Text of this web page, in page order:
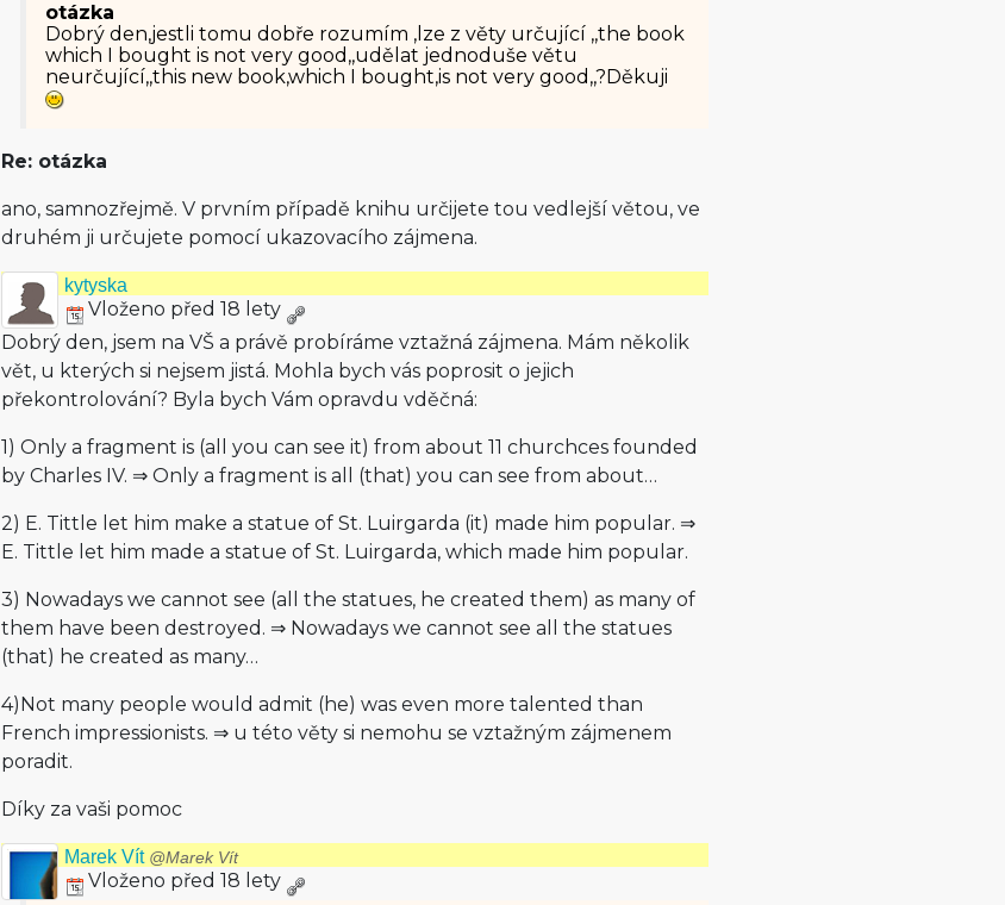
otázka
Dobrý den,jestli tomu dobře rozumím ,lze z věty určující ,,the book
which I bought is not very good,,udělat jednoduše větu
neurčující,,this new book,which I bought,is not very good,,?Děkuji
Re: otázka
ano, samnozřejmě. V prvním případě knihu určijete tou vedlejší větou, ve
druhém ji určujete pomocí ukazovacího zájmena.
kytyska
Vloženo před 18 lety
Dobrý den, jsem na VŠ a právě probíráme vztažná zájmena. Mám několik
vět, u kterých si nejsem jistá. Mohla bych vás poprosit o jejich
překontrolování? Byla bych Vám opravdu vděčná:
1) Only a fragment is (all you can see it) from about 11 churchces founded
by Charles IV. ⇒ Only a fragment is all (that) you can see from about…
2) E. Tittle let him make a statue of St. Luirgarda (it) made him popular. ⇒
E. Tittle let him made a statue of St. Luirgarda, which made him popular.
3) Nowadays we cannot see (all the statues, he created them) as many of
them have been destroyed. ⇒ Nowadays we cannot see all the statues
(that) he created as many…
4)Not many people would admit (he) was even more talented than
French impressionists. ⇒ u této věty si nemohu se vztažným zájmenem
poradit.
Díky za vaši pomoc
Marek Vít @Marek Vít
Vloženo před 18 lety